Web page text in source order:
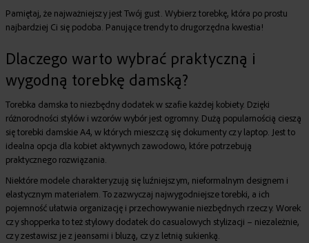
Pamiętaj, że najważniejszy jest Twój gust. Wybierz torebkę, która po prostu
najbardziej Ci się podoba. Panujące trendy to drugorzędna kwestia!
Dlaczego warto wybrać praktyczną i
wygodną torebkę damską?
Torebka damska to niezbędny dodatek w szafie każdej kobiety. Dzięki
różnorodności stylów i wzorów wybór jest ogromny. Dużą popularnością cieszą
się torebki damskie A4, w których mieszczą się dokumenty czy laptop. Jest to
idealna opcja dla kobiet aktywnych zawodowo, które potrzebują
praktycznego rozwiązania.
Niektóre modele charakteryzują się luźniejszym, nieformalnym designem i
elastycznym materiałem. To zazwyczaj najwygodniejsze torebki, a ich
pojemność ułatwia organizację i przechowywanie niezbędnych rzeczy. Worek
czy shopperka to też stylowy dodatek do casualowych stylizacji – niezależnie,
czy zestawisz je z jeansami i bluzą, czy z letnią sukienką.